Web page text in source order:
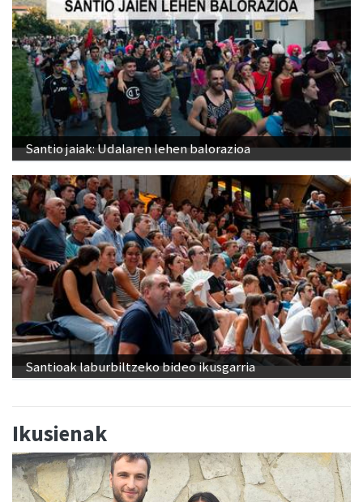
Santio jaiak: Udalaren lehen balorazioa
Santioak laburbiltzeko bideo ikusgarria
Ikusienak